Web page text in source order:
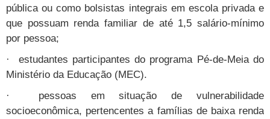
pública ou como bolsistas integrais em escola privada e
que possuam renda familiar de até 1,5 salário-mínimo
por pessoa;
· estudantes participantes do programa Pé-de-Meia do
Ministério da Educação (MEC).
· pessoas em situação de vulnerabilidade
socioeconômica, pertencentes a famílias de baixa renda